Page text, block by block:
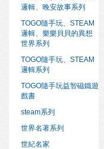
邏輯、晚安故事系列
TOGO隨手玩、STEAM
邏輯、樂樂貝貝的異想
世界系列
TOGO隨手玩、STEAM
邏輯系列
TOGO隨手玩益智磁鐵遊
戲書
steam系列
世界名著系列
世紀名家